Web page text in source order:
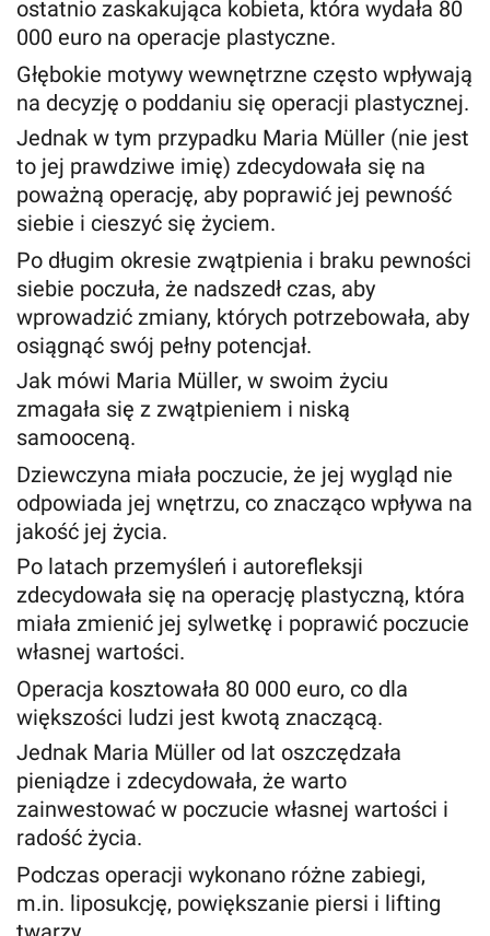
ostatnio zaskakująca kobieta, która wydała 80
000 euro na operacje plastyczne.
Głębokie motywy wewnętrzne często wpływają
na decyzję o poddaniu się operacji plastycznej.
Jednak w tym przypadku Maria Müller (nie jest
to jej prawdziwe imię) zdecydowała się na
poważną operację, aby poprawić jej pewność
siebie i cieszyć się życiem.
Po długim okresie zwątpienia i braku pewności
siebie poczuła, że nadszedł czas, aby
wprowadzić zmiany, których potrzebowała, aby
osiągnąć swój pełny potencjał.
Jak mówi Maria Müller, w swoim życiu
zmagała się z zwątpieniem i niską
samooceną.
Dziewczyna miała poczucie, że jej wygląd nie
odpowiada jej wnętrzu, co znacząco wpływa na
jakość jej życia.
Po latach przemyśleń i autorefleksji
zdecydowała się na operację plastyczną, która
miała zmienić jej sylwetkę i poprawić poczucie
własnej wartości.
Operacja kosztowała 80 000 euro, co dla
większości ludzi jest kwotą znaczącą.
Jednak Maria Müller od lat oszczędzała
pieniądze i zdecydowała, że warto
zainwestować w poczucie własnej wartości i
radość życia.
Podczas operacji wykonano różne zabiegi,
m.in. liposukcję, powiększanie piersi i lifting